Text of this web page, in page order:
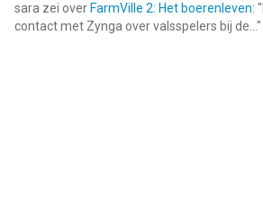
sara zei over FarmVille 2: Het boerenleven: "
contact met Zynga over valsspelers bij de... "